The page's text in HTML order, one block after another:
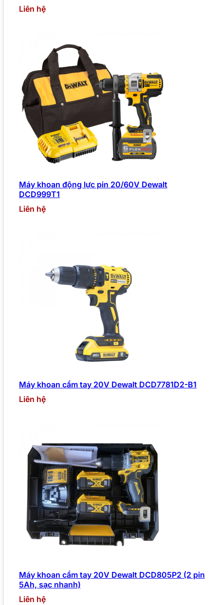
Liên hệ
Máy khoan động lực pin 20/60V Dewalt
DCD999T1
Liên hệ
Máy khoan cầm tay 20V Dewalt DCD7781D2-B1
Liên hệ
Máy khoan cầm tay 20V Dewalt DCD805P2 (2 pin
5Ah, sạc nhanh)
Liên hệ